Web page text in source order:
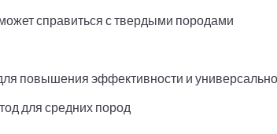
справиться с твердыми породами
повышения эффективности и
для средних пород